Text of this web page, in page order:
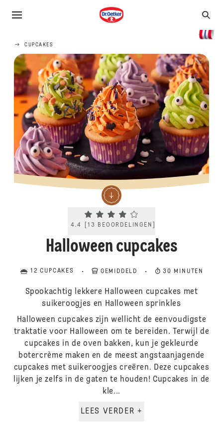
CUPCAKES
Current rating 4.4. Click to rate.
4.4 13 BEOORDELINGEN
Halloween cupcakes
12 CUPCAKES GEMIDDELD 30 MINUTEN
Spookachtig lekkere Halloween cupcakes met
suikeroogjes en Halloween sprinkles
Halloween cupcakes zijn wellicht de eenvoudigste
traktatie voor Halloween om te bereiden. Terwijl de
cupcakes in de oven bakken, kun je gekleurde
botercrème maken en de meest angstaanjagende
cupcakes met suikeroogjes creëren. Deze cupcakes
lijken je zelfs in de gaten te houden! Cupcakes in de
kle...
LEES VERDER +